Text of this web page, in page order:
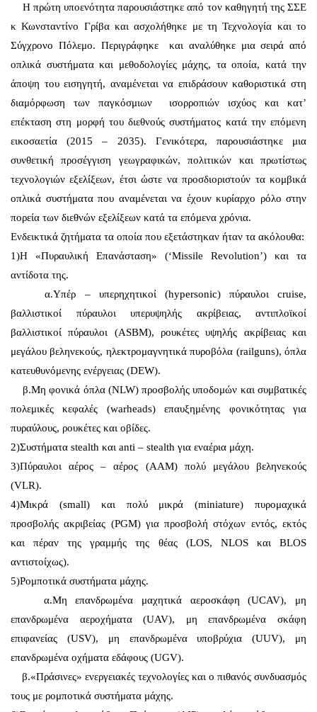
Η πρώτη υποενότητα παρουσιάστηκε από τον καθηγητή της ΣΣΕ
κ Κωνσταντίνο Γρίβα και ασχολήθηκε με τη Τεχνολογία και το
Σύγχρονο Πόλεμο. Περιγράφηκε και αναλύθηκε μια σειρά από
οπλικά συστήματα και μεθοδολογίες μάχης, τα οποία, κατά την
άποψη του εισηγητή, αναμένεται να επιδράσουν καθοριστικά στη
διαμόρφωση των παγκόσμιων ισορροπιών ισχύος και κατ’
επέκταση στη μορφή του διεθνούς συστήματος κατά την επόμενη
εικοσαετία (2015 – 2035). Γενικότερα, παρουσιάστηκε μια
συνθετική προσέγγιση γεωγραφικών, πολιτικών και πρωτίστως
τεχνολογιών εξελίξεων, έτσι ώστε να προσδιοριστούν τα κομβικά
οπλικά συστήματα που αναμένεται να έχουν κυρίαρχο ρόλο στην
πορεία των διεθνών εξελίξεων κατά τα επόμενα χρόνια.
Ενδεικτικά ζητήματα τα οποία που εξετάστηκαν ήταν τα ακόλουθα:
1)Η «Πυραυλική Επανάσταση» (‘Missile Revolution’) και τα
αντίδοτα της.
α.Υπέρ – υπερηχητικοί (hypersonic) πύραυλοι cruise,
βαλλιστικοί πύραυλοι υπερυψηλής ακρίβειας, αντιπλοϊκοί
βαλλιστικοί πύραυλοι (ASBM), ρουκέτες υψηλής ακρίβειας και
μεγάλου βεληνεκούς, ηλεκτρομαγνητικά πυροβόλα (railguns), όπλα
κατευθυνόμενης ενέργειας (DEW).
β.Μη φονικά όπλα (NLW) προσβολής υποδομών και συμβατικές
πολεμικές κεφαλές (warheads) επαυξημένης φονικότητας για
πυραύλους, ρουκέτες και οβίδες.
2)Συστήματα stealth και anti – stealth για εναέρια μάχη.
3)Πύραυλοι αέρος – αέρος (AAM) πολύ μεγάλου βεληνεκούς
(VLR).
4)Μικρά (small) και πολύ μικρά (miniature) πυρομαχικά
προσβολής ακριβείας (PGM) για προσβολή στόχων εντός, εκτός
και πέραν της γραμμής της θέας (LOS, NLOS και BLOS
αντιστοίχως).
5)Ρομποτικά συστήματα μάχης.
α.Μη επανδρωμένα μαχητικά αεροσκάφη (UCAV), μη
επανδρωμένα αεροχήματα (UAV), μη επανδρωμένα σκάφη
επιφανείας (USV), μη επανδρωμένα υποβρύχια (UUV), μη
επανδρωμένα οχήματα εδάφους (UGV).
β.«Πράσινες» ενεργειακές τεχνολογίες και ο πιθανός συνδυασμός
τους με ρομποτικά συστήματα μάχης.